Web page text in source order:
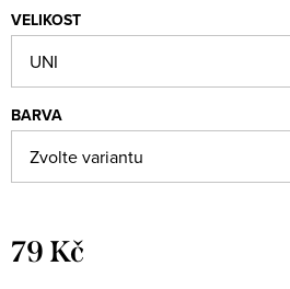
VELIKOST
BARVA
79 Kč